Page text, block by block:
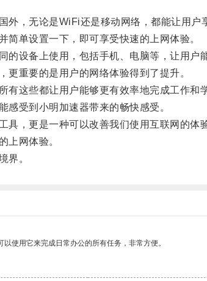
，无论是WiFi还是移动网络，都能让用户
单设置一下，即可享受快速的上网体验。
设备上使用，包括手机、电脑等，让用户
重要的是用户的网络体验得到了提升。
这些都让用户能够更有效率地完成工作和学
受到小明加速器带来的畅快感受。
，更是一种可以改善我们使用互联网的体验
网体验。
界。
使用它来完成日常办公的所有任务，非常方便。